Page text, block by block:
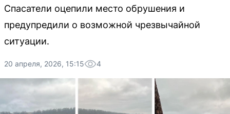
Спасатели оцепили место обрушения и
предупредили о возможной чрезвычайной
ситуации.
20 апреля, 2026, 15:15 4